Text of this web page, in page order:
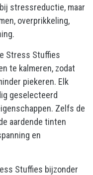
stressreductie, maar
overprikkeling,
Stress Stuffies
te kalmeren, zodat
piekeren. Elk
geselecteerd
Zelfs de
aardende tinten
en
Stuffies bijzonder